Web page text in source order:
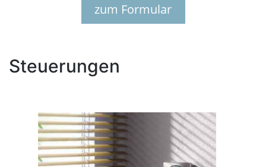
zum Formular
Steuerungen